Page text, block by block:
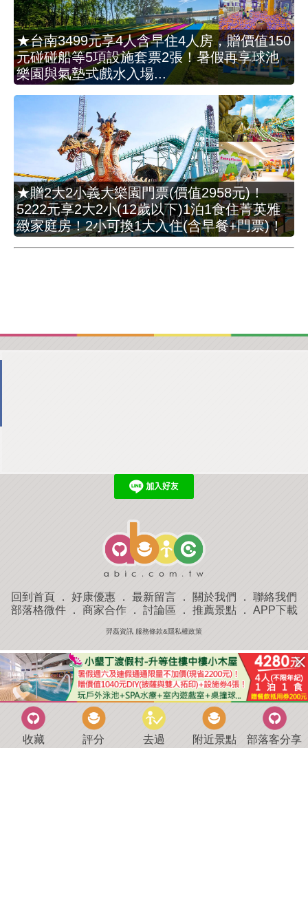
★台南3499元享4人含早住4人房，贈價值150
元碰碰船等5項設施套票2張！暑假再享球池
樂園與氣墊式戲水入場...
★贈2大2小義大樂園門票(價值2958元)！
5222元享2大2小(12歲以下)1泊1食住菁英雅
緻家庭房！2小可換1大入住(含早餐+門票)！
回到首頁 ． 好康優惠 ． 最新留言 ． 關於我們 ． 聯絡我們
部落格微件． 商家合作． 討論區 ． 推薦景點． APP下載
羿磊資訊 服務條款&隱私權政策
收藏 評分 去過 附近景點 部落客分享